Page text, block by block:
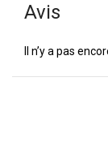
Avis
Il n’y a pas